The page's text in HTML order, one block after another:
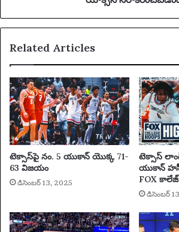
Related Articles
టెక్సాస్‌పై నం. 5 యుకాన్ యొక్క 71-
63 విజయం
డిసెంబర్ 13, 2025
టెక్సాస్
యుకాన్
FOX
డిసెంబర్